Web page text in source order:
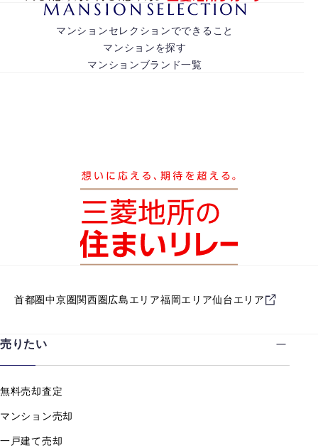
マンションセレクションでできること
マンションを探す
マンションブランド一覧
首都圏中京圏関西圏広島エリア福岡エリア仙台エリア
売りたい
無料売却査定
マンション売却
一戸建て売却